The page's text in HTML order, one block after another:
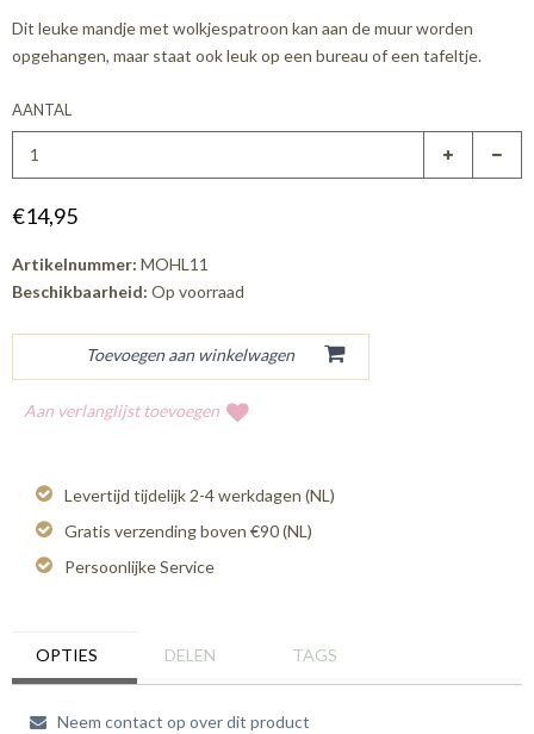
Dit leuke mandje met wolkjespatroon kan aan de muur worden
opgehangen, maar staat ook leuk op een bureau of een tafeltje.
AANTAL
€14,95
Artikelnummer: MOHL11
Beschikbaarheid: Op voorraad
Aan verlanglijst toevoegen
Levertijd tijdelijk 2-4 werkdagen (NL)
Gratis verzending boven €90 (NL)
Persoonlijke Service
OPTIES DELEN TAGS
Neem contact op over dit product